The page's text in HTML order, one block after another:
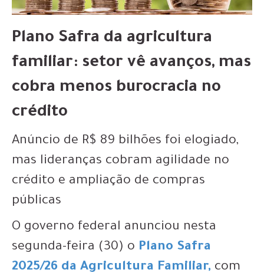
Plano Safra da agricultura
familiar: setor vê avanços, mas
cobra menos burocracia no
crédito
Anúncio de R$ 89 bilhões foi elogiado,
mas lideranças cobram agilidade no
crédito e ampliação de compras
públicas
O governo federal anunciou nesta
segunda-feira (30) o Plano Safra
2025/26 da Agricultura Familiar, com